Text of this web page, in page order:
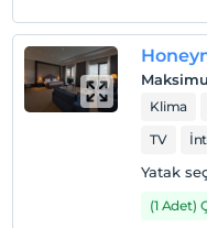
Klima
TV
Yatak
(1 Adet)